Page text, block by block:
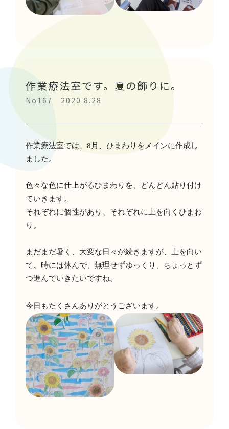
作業療法室です。夏の飾りに。
No167 2020.8.28
作業療法室では、8 月、ひまわりをメインに作成し
ました。
色々な色に仕上がるひまわりを、どんどん貼り付け
ていきます。
それぞれに個性があり、それぞれに上を向くひまわ
り。
まだまだ暑く、大変な日々が続きますが、上を向い
て、時には休んで、無理せずゆっくり、ちょっとず
つ進んでいきたいですね。
今日もたくさんありがとうございます。